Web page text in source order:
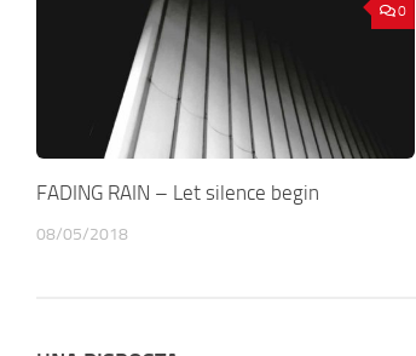
0
FADING RAIN – Let silence begin
08/05/2018